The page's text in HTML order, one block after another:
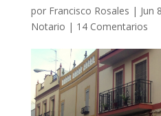
por Francisco Rosales | Jun
Notario | 14 Comentarios